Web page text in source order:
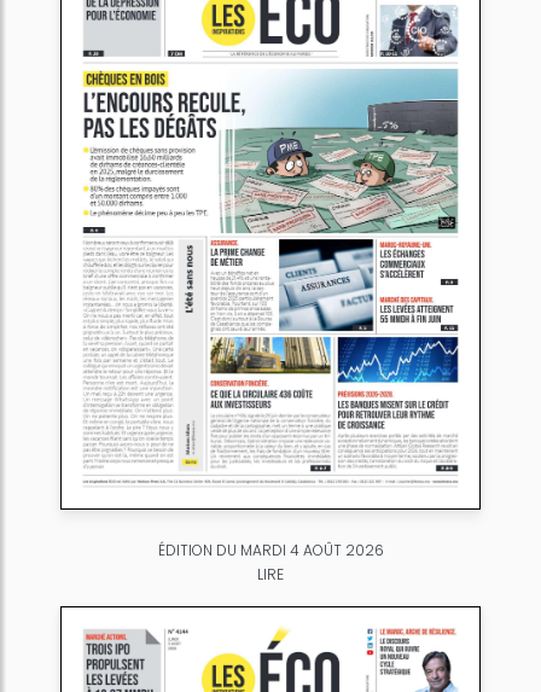
ÉDITION DU MARDI 4 AOÛT 2026
LIRE